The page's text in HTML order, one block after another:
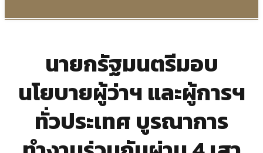
นายกรัฐมนตรีมอบ
นโยบายผู้ว่าฯ และผู้การฯ
ทั่วประเทศ บูรณาการ